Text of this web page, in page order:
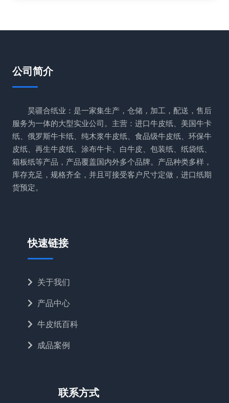
公司简介
昊疆合纸业：是一家集生产，仓储，加工，配送，售后
服务为一体的大型实业公司。主营：进口牛皮纸、美国牛卡
纸、俄罗斯牛卡纸、纯木浆牛皮纸、食品级牛皮纸、环保牛
皮纸、再生牛皮纸、涂布牛卡、白牛皮、包装纸、纸袋纸、
箱板纸等产品，产品覆盖国内外多个品牌。产品种类多样，
库存充足，规格齐全，并且可接受客户尺寸定做，进口纸期
货预定。
快速链接
关于我们
产品中心
牛皮纸百科
成品案例
联系方式